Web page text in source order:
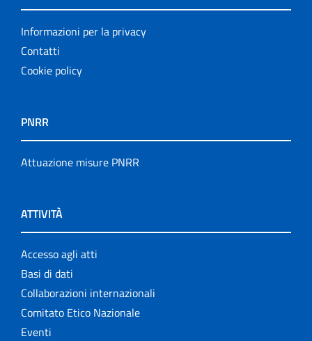
Informazioni per la privacy
Contatti
Cookie policy
PNRR
Attuazione misure PNRR
ATTIVITÀ
Accesso agli atti
Basi di dati
Collaborazioni internazionali
Comitato Etico Nazionale
Eventi